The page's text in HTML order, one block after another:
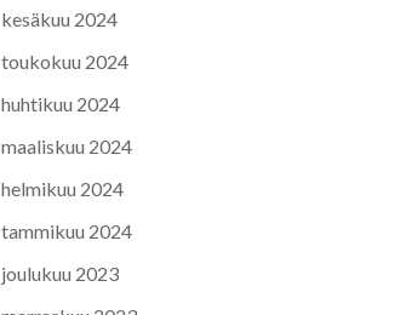
kesäkuu 2024
toukokuu 2024
huhtikuu 2024
maaliskuu 2024
helmikuu 2024
tammikuu 2024
joulukuu 2023